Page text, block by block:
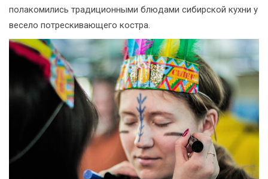
полакомились традиционными блюдами сибирской кухни у
весело потрескивающего костра.